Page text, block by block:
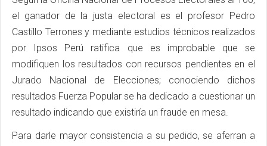
el ganador de la justa electoral es el profesor Pedro
Castillo Terrones y mediante estudios técnicos realizados
por Ipsos Perú ratifica que es improbable que se
modifiquen los resultados con recursos pendientes en el
Jurado Nacional de Elecciones; conociendo dichos
resultados Fuerza Popular se ha dedicado a cuestionar un
resultado indicando que existiría un fraude en mesa.
Para darle mayor consistencia a su pedido, se aferran a